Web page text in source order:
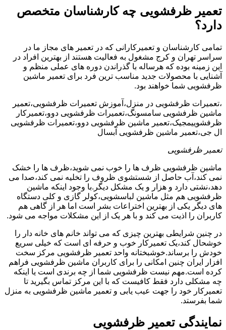
تعمیر ظرفشویی چه کارشناسان متخصص
دارد؟
تمامی کارشناسان و تعمیرکارانی که در تعمیر های مجاز ما در
سراسر تهران و کرج مشغول به فعالیت هستند از بهترین افراد در
این زمینه بوده که هرساله با گذراندن دوره های عملی منظم و
آشنایی با محصولات جدید مناسب ترین فرد برای تعمیر ماشین
ظرفشویی شما خواهند بود.
،تعمیرات ظرفشویی در منزل،آموزش تعمیرات ظرفشویی،تعمیر
ماشین ظرفشویی سامسونگ،تعمیرات ظرفشویی دوو،تعمیرکار
ظرفشوییمجیک،تعمیر ماشین ظرفشویی دوو،تعمیرات ظرفشویی
ال جی،تعمیر ماشین ظرفشویی آبسال
تعمیر ظرفشویی
ماشین ظرفشویی ظرف ها را خوب نمی شوید،ظرف ها را خشک
نمی کند،آب حاصل از شستشوی ظروف را تخلیه نمی کند،صدا می
دهد،نشتی دارد و هزار و یک مشکل دیگر.با وجود اینکه ماشین
ظرفشویی هم مثل ماشین لباسشویی،کولر گازی و کلی دستگاه
های دیگر یکی از بهترین اختراعات بشر است اما هر از گاهی هم
کاربران را اذیت می کند و با هر یک از این مشکلات مواجه می شود.
در چنین شرایطی بهترین چیزی که می تواند خانم های خانه دار را
خوشحال کند،یک تعمیرکار خوب و حرفه ای است که خیلی سریع
خودش را برساند.خوشبختانه واحد تعمیر ظرفشویی مرکز سخت
افزار ایران چنین امکانی را برای کاربران ماشین ظرفشویی فراهم
کرده است.مهم نیست ظرفشویی شما از چه برندی است یا اینکه
چه مشکلی دارد فقط کافیست که با این مرکز تماس بگیرید تا
تعمیرکار خود را جهت عیب یابی و تعمیر ماشین ظرفشویی به منزل
شما بفرستد.
نمایندگی تعمیر ظرفشویی